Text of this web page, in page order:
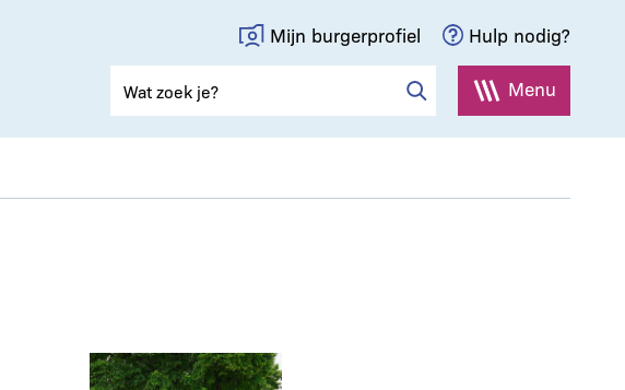
Mijn burgerprofiel Hulp nodig?
Menu